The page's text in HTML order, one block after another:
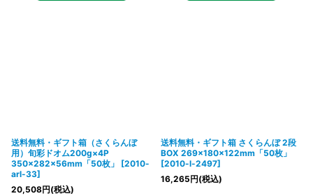
送料無料・ギフト箱（さくらんぼ
用）旬彩ドオム200g×4P
350×282×56mm「50枚」
[2010-
arl-33]
20,508円(税込)
送料無料・ギフト箱 さくらんぼ 2段
BOX 269×180×122mm「50枚」
[2010-l-2497]
16,265円(税込)